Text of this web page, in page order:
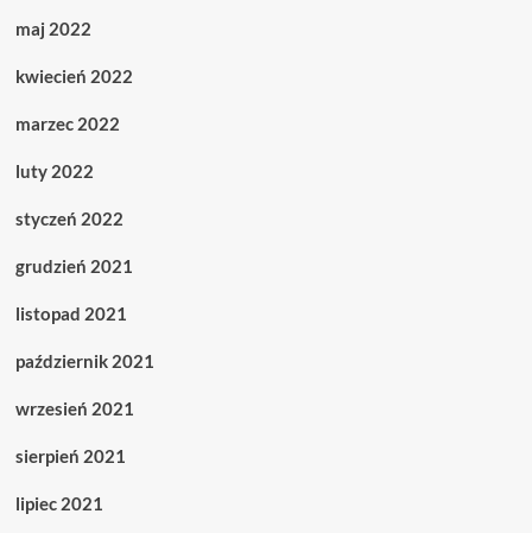
maj 2022
kwiecień 2022
marzec 2022
luty 2022
styczeń 2022
grudzień 2021
listopad 2021
październik 2021
wrzesień 2021
sierpień 2021
lipiec 2021